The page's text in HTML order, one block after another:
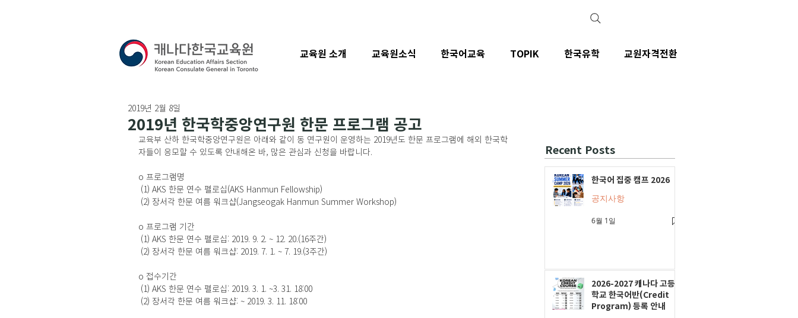
2019년 한국학중앙연구원 한문 프로그램 공고
2019년 2월 8일
교육부 산하 한국학중앙연구원은 아래와 같이 동 연구원이 운영하는 2019년도 한문 프로그램에 해외 한국학
자들이 응모할 수 있도록 안내해온 바, 많은 관심과 신청을 바랍니다.
o 프로그램명
(1) AKS 한문 연수 펠로십(AKS Hanmun Fellowship)
(2) 장서각 한문 여름 워크샵(Jangseogak Hanmun Summer Workshop)
o 프로그램 기간
(1) AKS 한문 연수 펠로십: 2019. 9. 2. ~ 12. 20.(16주간)
(2) 장서각 한문 여름 워크샵: 2019. 7. 1. ~ 7. 19.(3주간)
o 접수기간
(1) AKS 한문 연수 펠로십: 2019. 3. 1. ~3. 31. 18:00
(2) 장서각 한문 여름 워크샵: ~ 2019. 3. 11. 18:00
Recent Posts
한국어 집중 캠프 2026
공지사항
6월 1일
2026-2027 캐나다 고등
학교 한국어반(Credit
Program) 등록 안내
교육원 소개 교육원소식 한국어교육 TOPIK 한국유학 교원자격전환